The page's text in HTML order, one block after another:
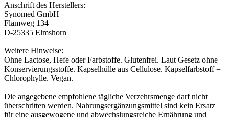
Anschrift des Herstellers:
Synomed GmbH
Flamweg 134
D-25335 Elmshorn
Weitere Hinweise:
Ohne Lactose, Hefe oder Farbstoffe. Glutenfrei. Laut Gesetz ohne
Konservierungsstoffe. Kapselhülle aus Cellulose. Kapselfarbstoff =
Chlorophylle. Vegan.
Die angegebene empfohlene tägliche Verzehrsmenge darf nicht
überschritten werden. Nahrungsergänzungsmittel sind kein Ersatz
für eine ausgewogene und abwechslungsreiche Ernährung und